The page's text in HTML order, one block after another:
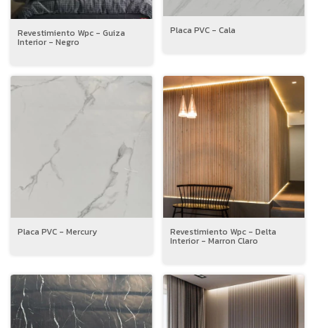
Revestimiento Wpc - Guiza
Interior - Negro
Placa PVC - Cala
Placa PVC - Mercury Revestimiento Wpc - Delta
Interior - Marron Claro